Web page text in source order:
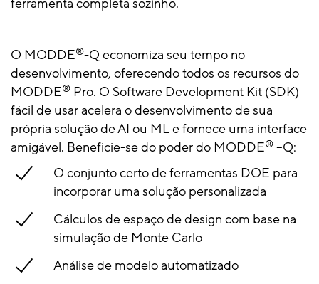
ferramenta completa sozinho.
O MODDE®-Q economiza seu tempo no
desenvolvimento, oferecendo todos os recursos do
MODDE® Pro. O Software Development Kit (SDK)
fácil de usar acelera o desenvolvimento de sua
própria solução de AI ou ML e fornece uma interface
amigável. Beneficie-se do poder do MODDE® –Q:
O conjunto certo de ferramentas DOE para
incorporar uma solução personalizada
Cálculos de espaço de design com base na
simulação de Monte Carlo
Análise de modelo automatizado